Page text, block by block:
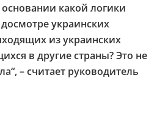
какой логики
украинских
из украинских
в другие страны? Это не
– считает руководитель